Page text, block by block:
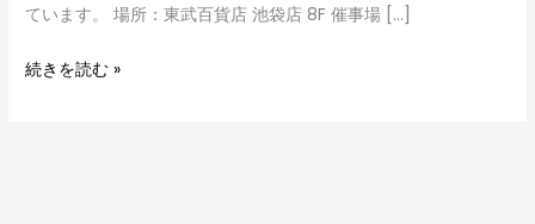
ています。 場所：東武百貨店 池袋店 8F 催事場 […]
続きを読む »